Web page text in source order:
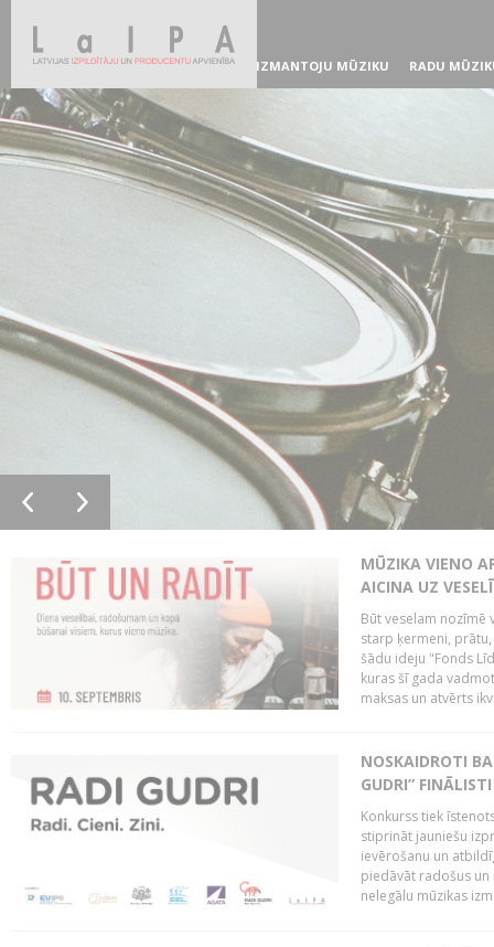
IZMANTOJU MŪZIKU RADU
MŪZIKA VIENO
AICINA UZ
Būt veselam nozīmē
starp ķermeni,
šādu ideju "Fonds
kuras šī gada
maksas un atvērts
NOSKAIDROTI
GUDRI” FINĀLISTI
Konkurss tiek
stiprināt jauniešu
ievērošanu un
piedāvāt radošus
nelegālu mūzikas